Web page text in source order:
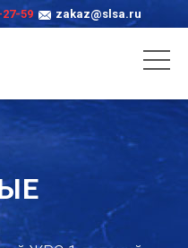
27-59 zakaz@slsa.ru